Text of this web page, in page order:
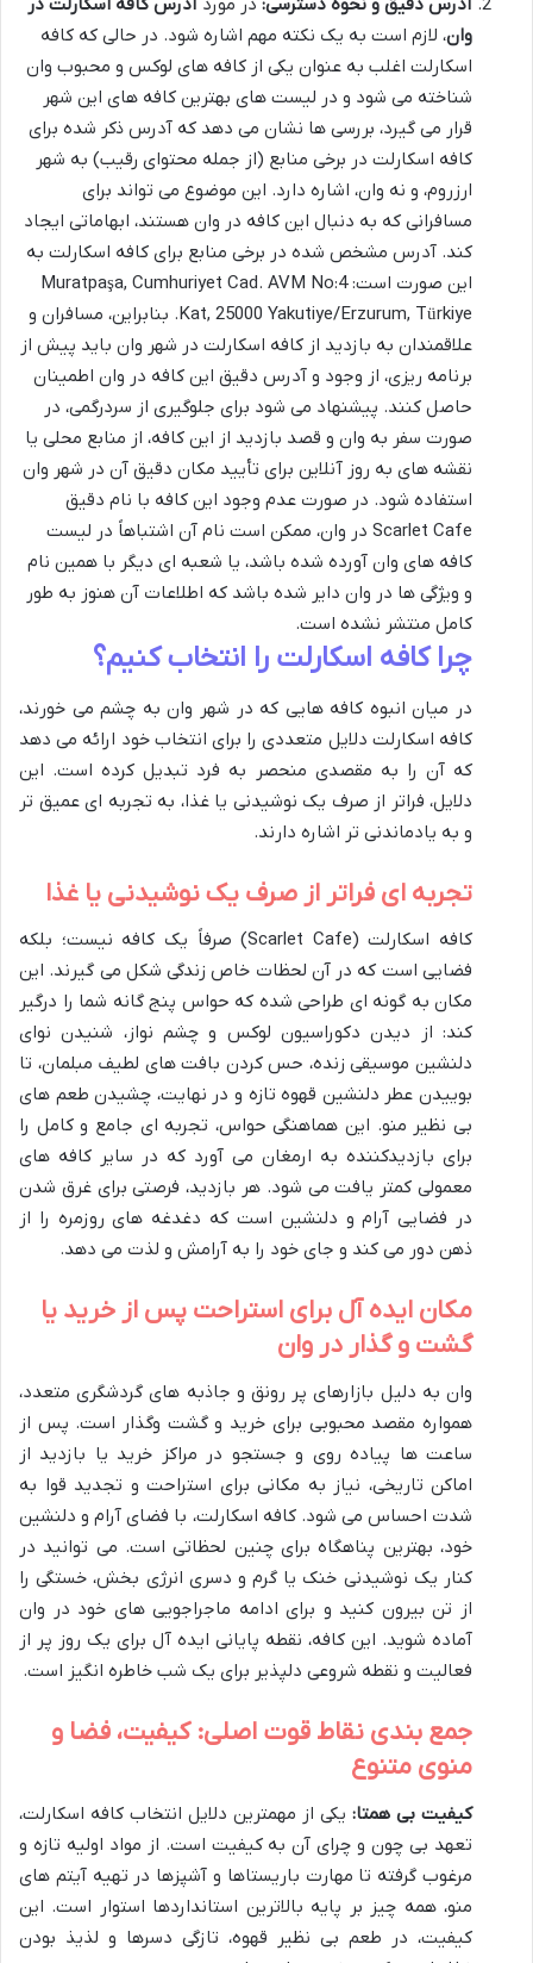
وان، لازم است به یک نکته مهم اشاره شود. در حالی که کافه
اسکارلت اغلب به عنوان یکی از کافه های لوکس و محبوب وان
شناخته می شود و در لیست های بهترین کافه های این شهر
قرار می گیرد، بررسی ها نشان می دهد که آدرس ذکر شده برای
کافه اسکارلت در برخی منابع (از جمله محتوای رقیب) به شهر
ارزروم، و نه وان، اشاره دارد. این موضوع می تواند برای
مسافرانی که به دنبال این کافه در وان هستند، ابهاماتی ایجاد
کند. آدرس مشخص شده در برخی منابع برای کافه اسکارلت به
این صورت است: Muratpaşa, Cumhuriyet Cad. AVM No:4
Kat, 25000 Yakutiye/Erzurum, Türkiye. بنابراین، مسافران و
علاقمندان به بازدید از کافه اسکارلت در شهر وان باید پیش از
برنامه ریزی، از وجود و آدرس دقیق این کافه در وان اطمینان
حاصل کنند. پیشنهاد می شود برای جلوگیری از سردرگمی، در
صورت سفر به وان و قصد بازدید از این کافه، از منابع محلی یا
نقشه های به روز آنلاین برای تأیید مکان دقیق آن در شهر وان
استفاده شود. در صورت عدم وجود این کافه با نام دقیق
Scarlet Cafe در وان، ممکن است نام آن اشتباهاً در لیست
کافه های وان آورده شده باشد، یا شعبه ای دیگر با همین نام
و ویژگی ها در وان دایر شده باشد که اطلاعات آن هنوز به طور
کامل منتشر نشده است.
چرا کافه اسکارلت را انتخاب کنیم؟
در میان انبوه کافه هایی که در شهر وان به چشم می خورند،
کافه اسکارلت دلایل متعددی را برای انتخاب خود ارائه می دهد
که آن را به مقصدی منحصر به فرد تبدیل کرده است. این
دلایل، فراتر از صرف یک نوشیدنی یا غذا، به تجربه ای عمیق تر
و به یادماندنی تر اشاره دارند.
تجربه ای فراتر از صرف یک نوشیدنی یا غذا
کافه اسکارلت (Scarlet Cafe) صرفاً یک کافه نیست؛ بلکه
فضایی است که در آن لحظات خاص زندگی شکل می گیرند. این
مکان به گونه ای طراحی شده که حواس پنج گانه شما را درگیر
کند: از دیدن دکوراسیون لوکس و چشم نواز، شنیدن نوای
دلنشین موسیقی زنده، حس کردن بافت های لطیف مبلمان، تا
بوییدن عطر دلنشین قهوه تازه و در نهایت، چشیدن طعم های
بی نظیر منو. این هماهنگی حواس، تجربه ای جامع و کامل را
برای بازدیدکننده به ارمغان می آورد که در سایر کافه های
معمولی کمتر یافت می شود. هر بازدید، فرصتی برای غرق شدن
در فضایی آرام و دلنشین است که دغدغه های روزمره را از
ذهن دور می کند و جای خود را به آرامش و لذت می دهد.
مکان ایده آل برای استراحت پس از خرید یا
گشت و گذار در وان
وان به دلیل بازارهای پر رونق و جاذبه های گردشگری متعدد،
همواره مقصد محبوبی برای خرید و گشت وگذار است. پس از
ساعت ها پیاده روی و جستجو در مراکز خرید یا بازدید از
اماکن تاریخی، نیاز به مکانی برای استراحت و تجدید قوا به
شدت احساس می شود. کافه اسکارلت، با فضای آرام و دلنشین
خود، بهترین پناهگاه برای چنین لحظاتی است. می توانید در
کنار یک نوشیدنی خنک یا گرم و دسری انرژی بخش، خستگی را
از تن بیرون کنید و برای ادامه ماجراجویی های خود در وان
آماده شوید. این کافه، نقطه پایانی ایده آل برای یک روز پر از
فعالیت و نقطه شروعی دلپذیر برای یک شب خاطره انگیز است.
جمع بندی نقاط قوت اصلی: کیفیت، فضا و
منوی متنوع
کیفیت بی همتا: یکی از مهمترین دلایل انتخاب کافه اسکارلت،
تعهد بی چون و چرای آن به کیفیت است. از مواد اولیه تازه و
مرغوب گرفته تا مهارت باریستاها و آشپزها در تهیه آیتم های
منو، همه چیز بر پایه بالاترین استانداردها استوار است. این
کیفیت، در طعم بی نظیر قهوه، تازگی دسرها و لذیذ بودن